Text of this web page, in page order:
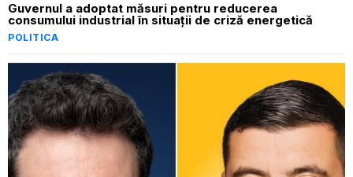
Guvernul a adoptat măsuri pentru reducerea
consumului industrial în situații de criză energetică
POLITICA